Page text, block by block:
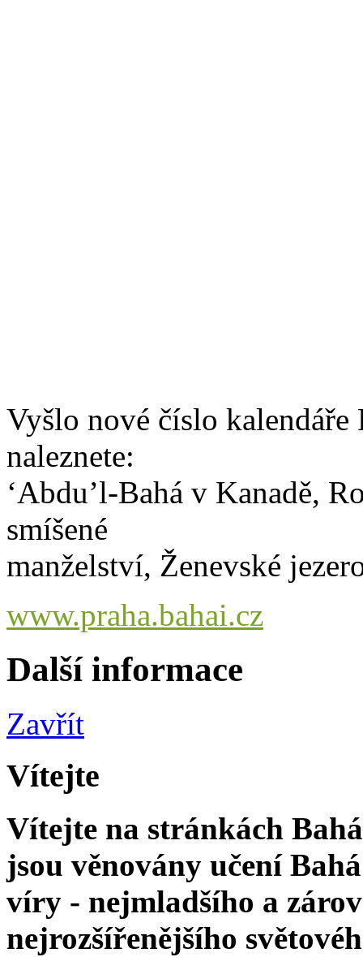
Vyšlo nové číslo kalendáře
naleznete:
‘Abdu’l-Bahá v Kanadě,
smíšené
manželství, Ženevské
www.praha.bahai.cz
Další informace
Zavřít
Vítejte
Vítejte na stránkách
jsou věnovány učení
víry - nejmladšího a
nejrozšířenějšího